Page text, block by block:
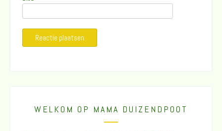
WELKOM OP MAMA DUIZENDPOOT